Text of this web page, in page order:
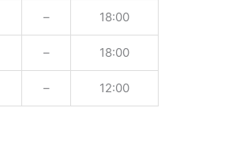
– 18:00
– 18:00
– 12:00